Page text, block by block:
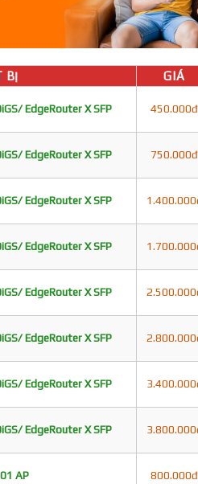
BỊ GIÁ
EdgeRouter X SFP 450.000đ
EdgeRouter X SFP 750.000đ
EdgeRouter X SFP
EdgeRouter X SFP
EdgeRouter X SFP
EdgeRouter X SFP
EdgeRouter X SFP
EdgeRouter X SFP
AP 800.000đ